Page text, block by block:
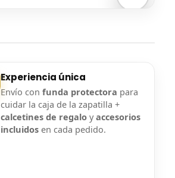
Entrega confirmada
Experiencia única
Envío confunda protectora para
cuidar la caja de la zapatilla +
calcetines de regalo yaccesorios
incluidos en cada pedido.